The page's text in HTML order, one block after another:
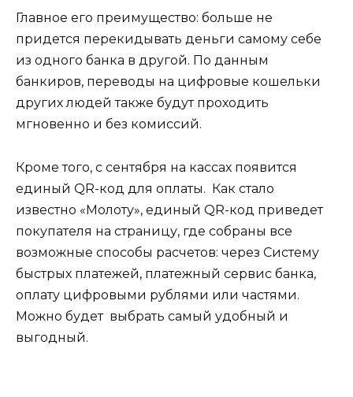
Главное его преимущество: больше не
придется перекидывать деньги самому себе
из одного банка в другой. По данным
банкиров, переводы на цифровые кошельки
других людей также будут проходить
мгновенно и без комиссий.
Кроме того, с сентября на кассах появится
единый QR-код для оплаты. Как стало
известно «Молоту», единый QR-код приведет
покупателя на страницу, где собраны все
возможные способы расчетов: через Систему
быстрых платежей, платежный сервис банка,
оплату цифровыми рублями или частями.
Можно будет выбрать самый удобный и
выгодный.